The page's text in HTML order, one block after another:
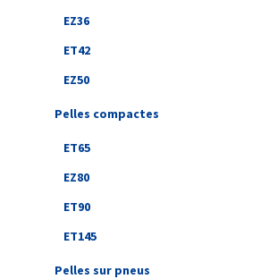
EZ36
ET42
EZ50
Pelles compactes
ET65
EZ80
ET90
ET145
Pelles sur pneus